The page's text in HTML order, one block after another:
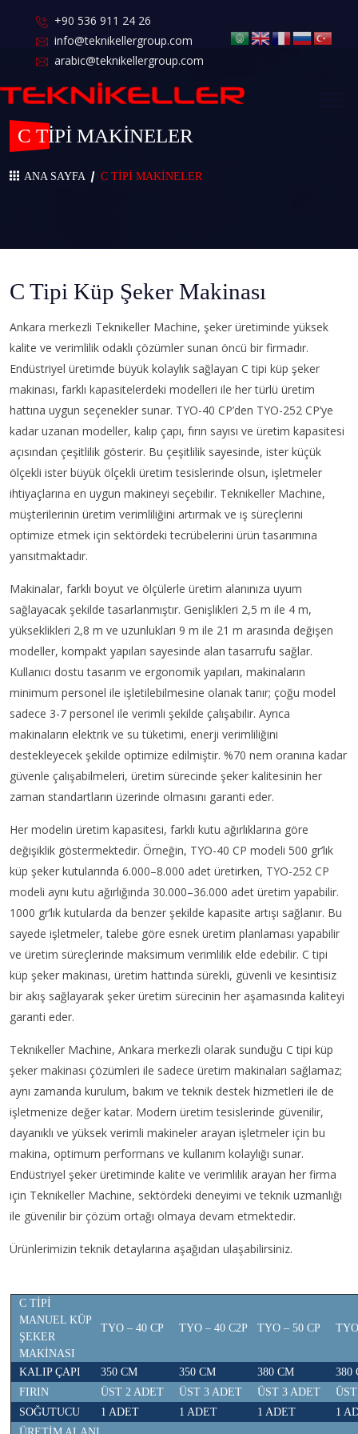
+90 536 911 24 26
info@teknikellergroup.com
arabic@teknikellergroup.com
C TİPİ MAKİNELER
ANA SAYFA C TİPİ MAKİNELER
C Tipi Küp Şeker Makinası
Ankara merkezli Teknikeller Machine, şeker üretiminde yüksek
kalite ve verimlilik odaklı çözümler sunan öncü bir firmadır.
Endüstriyel üretimde büyük kolaylık sağlayan C tipi küp şeker
makinası, farklı kapasitelerdeki modelleri ile her türlü üretim
hattına uygun seçenekler sunar. TYO-40 CP’den TYO-252 CP’ye
kadar uzanan modeller, kalıp çapı, fırın sayısı ve üretim kapasitesi
açısından çeşitlilik gösterir. Bu çeşitlilik sayesinde, ister küçük
ölçekli ister büyük ölçekli üretim tesislerinde olsun, işletmeler
ihtiyaçlarına en uygun makineyi seçebilir. Teknikeller Machine,
müşterilerinin üretim verimliliğini artırmak ve iş süreçlerini
optimize etmek için sektördeki tecrübelerini ürün tasarımına
yansıtmaktadır.
Makinalar, farklı boyut ve ölçülerle üretim alanınıza uyum
sağlayacak şekilde tasarlanmıştır. Genişlikleri 2,5 m ile 4 m,
yükseklikleri 2,8 m ve uzunlukları 9 m ile 21 m arasında değişen
modeller, kompakt yapıları sayesinde alan tasarrufu sağlar.
Kullanıcı dostu tasarım ve ergonomik yapıları, makinaların
minimum personel ile işletilebilmesine olanak tanır; çoğu model
sadece 3-7 personel ile verimli şekilde çalışabilir. Ayrıca
makinaların elektrik ve su tüketimi, enerji verimliliğini
destekleyecek şekilde optimize edilmiştir. %70 nem oranına kadar
güvenle çalışabilmeleri, üretim sürecinde şeker kalitesinin her
zaman standartların üzerinde olmasını garanti eder.
Her modelin üretim kapasitesi, farklı kutu ağırlıklarına göre
değişiklik göstermektedir. Örneğin, TYO-40 CP modeli 500 gr’lık
küp şeker kutularında 6.000–8.000 adet üretirken, TYO-252 CP
modeli aynı kutu ağırlığında 30.000–36.000 adet üretim yapabilir.
1000 gr’lık kutularda da benzer şekilde kapasite artışı sağlanır. Bu
sayede işletmeler, talebe göre esnek üretim planlaması yapabilir
ve üretim süreçlerinde maksimum verimlilik elde edebilir. C tipi
küp şeker makinası, üretim hattında sürekli, güvenli ve kesintisiz
bir akış sağlayarak şeker üretim sürecinin her aşamasında kaliteyi
garanti eder.
Teknikeller Machine, Ankara merkezli olarak sunduğu C tipi küp
şeker makinası çözümleri ile sadece üretim makinaları sağlamaz;
aynı zamanda kurulum, bakım ve teknik destek hizmetleri ile de
işletmenize değer katar. Modern üretim tesislerinde güvenilir,
dayanıklı ve yüksek verimli makineler arayan işletmeler için bu
makina, optimum performans ve kullanım kolaylığı sunar.
Endüstriyel şeker üretiminde kalite ve verimlilik arayan her firma
için Teknikeller Machine, sektördeki deneyimi ve teknik uzmanlığı
ile güvenilir bir çözüm ortağı olmaya devam etmektedir.
Ürünlerimizin teknik detaylarına aşağıdan ulaşabilirsiniz.
C TİPİ
MANUEL KÜP
ŞEKER
MAKİNASI
TYO – 40 CP TYO – 40 C2P TYO – 50 CP
KALIP ÇAPI 350 CM 350 CM 380 CM
380
FIRIN
ÜST 2 ADET ÜST 3 ADET ÜST 3 ADET
SOĞUTUCU
1 ADET 1 ADET 1 ADET
1